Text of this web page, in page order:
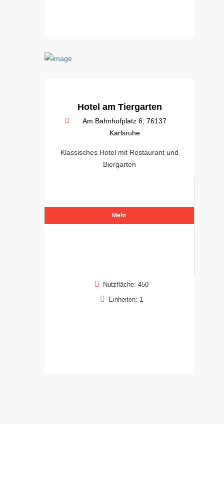
Hotel am Tiergarten
Am Bahnhofplatz 6, 76137
Karlsruhe
Klassisches Hotel mit Restaurant und
Biergarten
Mehr
Nutzfläche: 450
Einheiten: 1